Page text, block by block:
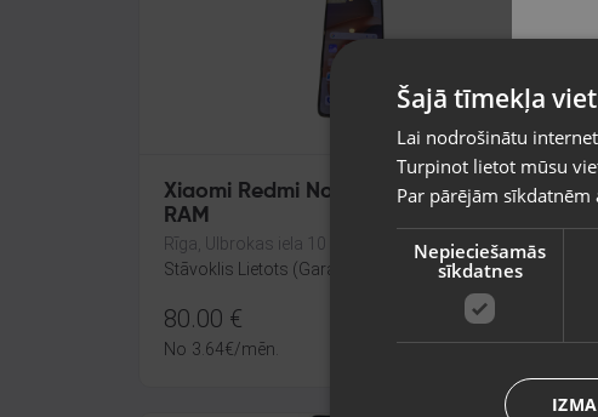
Xiaomi Redmi Note 13 4G 128GB 6GB
RAM
Rīga, Ulbrokas iela 10
Stāvoklis Lietots (Garantija 6 mēneši)
80.00 €
No 3.64€/mēn.
Šajā tīmekļa
Lai nodrošinātu
Turpinot lietot mūsu
Par pārējām
Nepieciešamās
sīkdatnes